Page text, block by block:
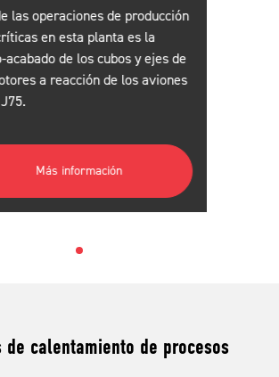
las operaciones de producción
en esta planta es la
acabado de los cubos y ejes de
a reacción de los aviones
Más información
de calentamiento de procesos